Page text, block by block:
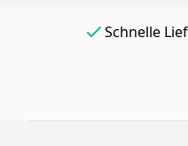
Schnelle